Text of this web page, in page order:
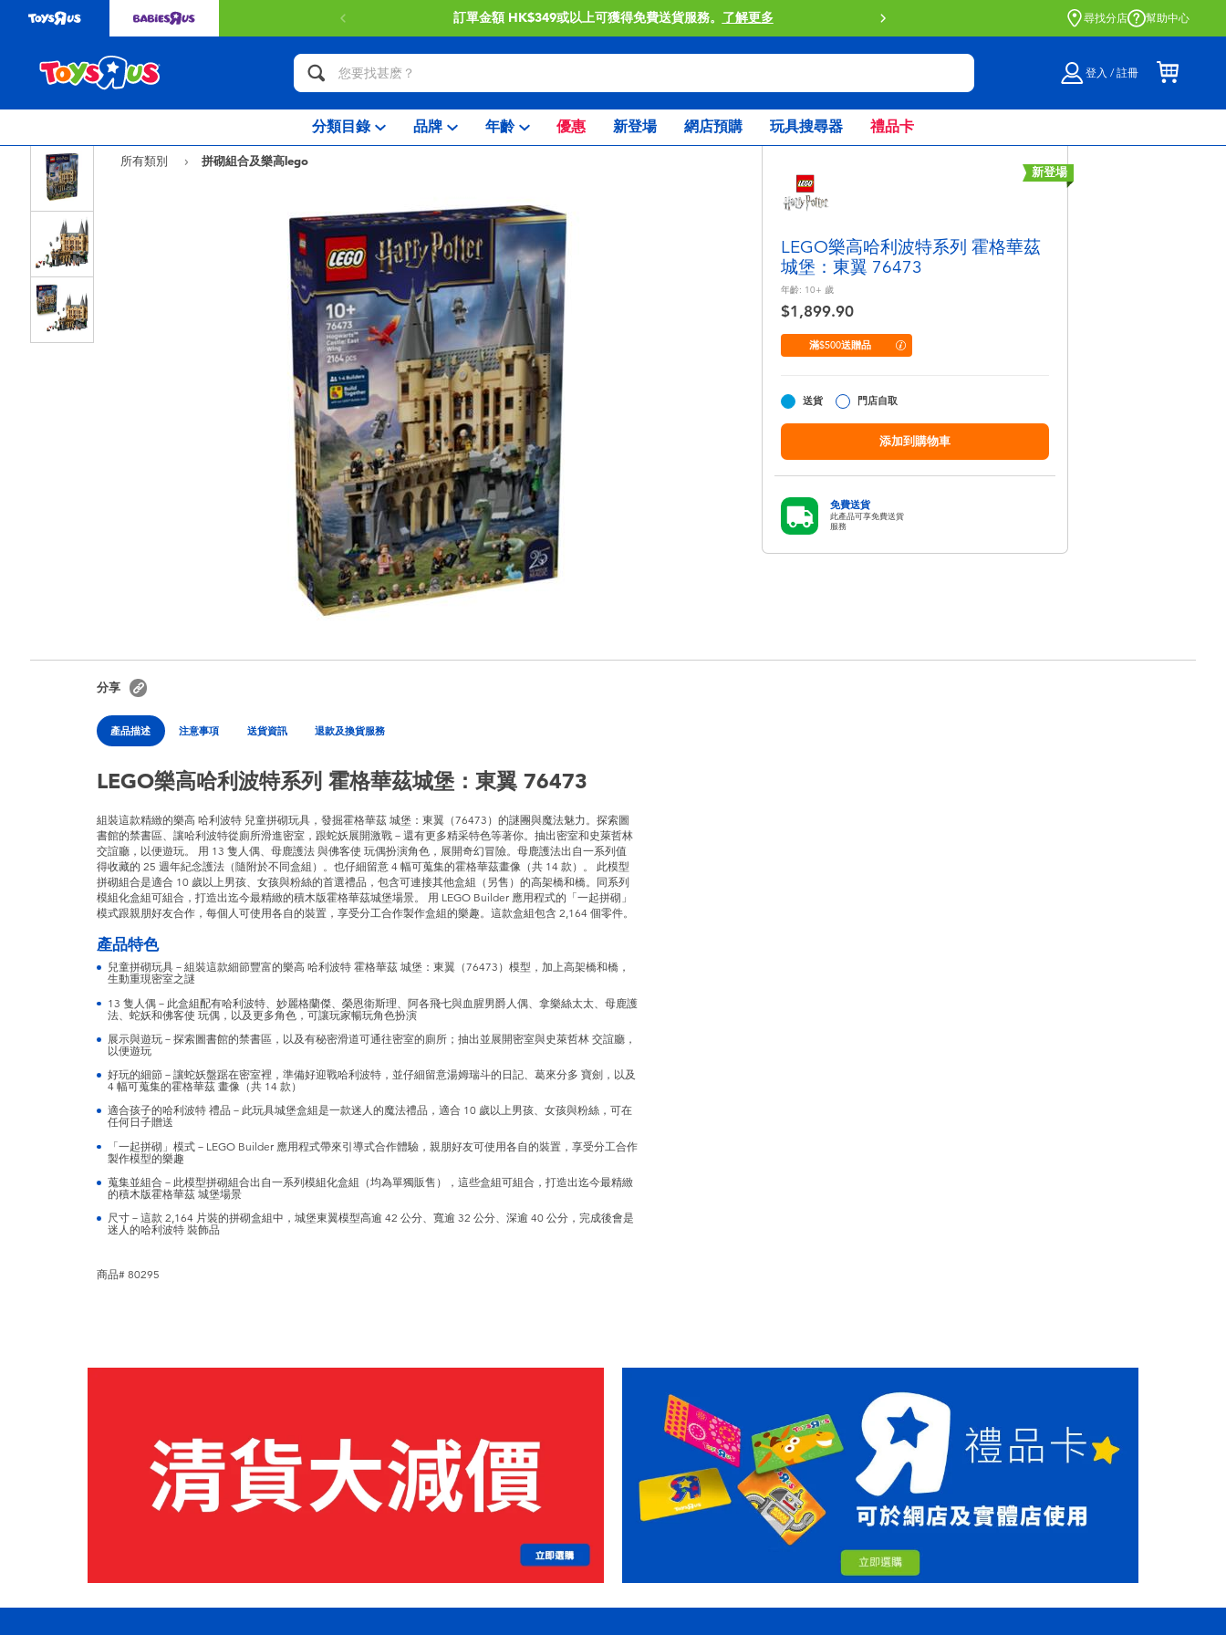
訂單金額 HK$349或以上可獲得免費送貨服務。 了解更多 門店自取服務 網上購買並在店內
尋找分店 幫助中心
登入 / 註冊
分類目錄 品牌 年齡 優惠 新登場 網店預購 玩具搜尋器 禮品卡
所有類別
拼砌組合及樂高lego
新登場
LEGO樂高哈利波特系列 霍格華茲
城堡：東翼 76473
年齡: 10+ 歲
$1,899.90
滿$500送贈品
送貨 門店自取
添加到購物車
免費送貨
此產品可享免費送貨
服務
分享
產品描述 注意事項 送貨資訊 退款及換貨服務
LEGO樂高哈利波特系列 霍格華茲城堡：東翼 76473
組裝這款精緻的樂高 哈利波特 兒童拼砌玩具，發掘霍格華茲 城堡：東翼（76473）的謎團與魔法魅力。探索圖
書館的禁書區、讓哈利波特從廁所滑進密室，跟蛇妖展開激戰－還有更多精采特色等著你。抽出密室和史萊哲林
交誼廳，以便遊玩。 用 13 隻人偶、母鹿護法 與佛客使 玩偶扮演角色，展開奇幻冒險。母鹿護法出自一系列值
得收藏的 25 週年紀念護法（隨附於不同盒組）。也仔細留意 4 幅可蒐集的霍格華茲畫像（共 14 款）。 此模型
拼砌組合是適合 10 歲以上男孩、女孩與粉絲的首選禮品，包含可連接其他盒組（另售）的高架橋和橋。同系列
模組化盒組可組合，打造出迄今最精緻的積木版霍格華茲城堡場景。 用 LEGO Builder 應用程式的「一起拼砌」
模式跟親朋好友合作，每個人可使用各自的裝置，享受分工合作製作盒組的樂趣。這款盒組包含 2,164 個零件。
產品特色
兒童拼砌玩具－組裝這款細節豐富的樂高 哈利波特 霍格華茲 城堡：東翼（76473）模型，加上高架橋和橋，
生動重現密室之謎
13 隻人偶－此盒組配有哈利波特、妙麗格蘭傑、榮恩衛斯理、阿各飛七與血腥男爵人偶、拿樂絲太太、母鹿護
法、蛇妖和佛客使 玩偶，以及更多角色，可讓玩家暢玩角色扮演
展示與遊玩－探索圖書館的禁書區，以及有秘密滑道可通往密室的廁所；抽出並展開密室與史萊哲林 交誼廳，
以便遊玩
好玩的細節－讓蛇妖盤踞在密室裡，準備好迎戰哈利波特，並仔細留意湯姆瑞斗的日記、葛來分多 寶劍，以及
4 幅可蒐集的霍格華茲 畫像（共 14 款）
適合孩子的哈利波特 禮品－此玩具城堡盒組是一款迷人的魔法禮品，適合 10 歲以上男孩、女孩與粉絲，可在
任何日子贈送
「一起拼砌」模式－LEGO Builder 應用程式帶來引導式合作體驗，親朋好友可使用各自的裝置，享受分工合作
製作模型的樂趣
蒐集並組合－此模型拼砌組合出自一系列模組化盒組（均為單獨販售），這些盒組可組合，打造出迄今最精緻
的積木版霍格華茲 城堡場景
尺寸－這款 2,164 片裝的拼砌盒組中，城堡東翼模型高逾 42 公分、寬逾 32 公分、深逾 40 公分，完成後會是
迷人的哈利波特 裝飾品
商品# 80295